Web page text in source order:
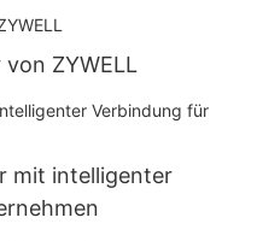
ZYWELL
mit intelligenter